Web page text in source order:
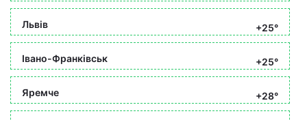
Львів +25°
Івано-Франківськ +25°
Яремче +28°